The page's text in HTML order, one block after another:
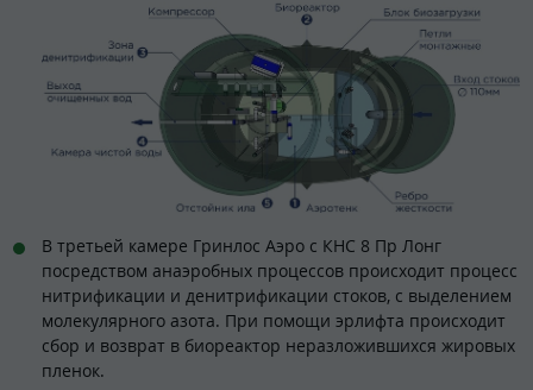
В третьей камере Гринлос Аэро с КНС 8 Пр Лонг
посредством анаэробных процессов происходит процесс
нитрификации и денитрификации стоков, с выделением
молекулярного азота. При помощи эрлифта происходит
сбор и возврат в биореактор неразложившихся жировых
пленок.